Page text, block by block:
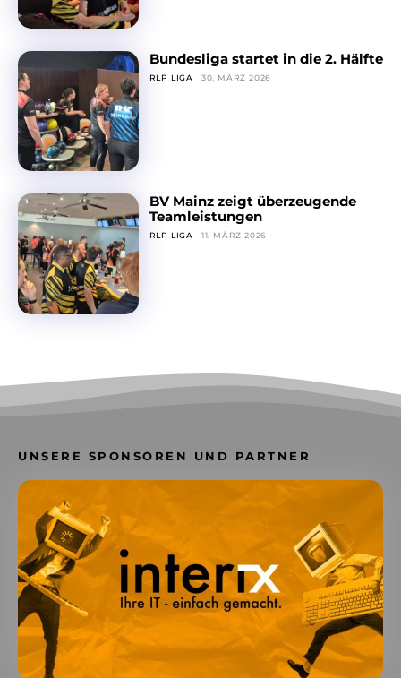
Bundesliga startet in die 2. Hälfte
RLP LIGA 30. MÄRZ 2026
BV Mainz zeigt überzeugende
Teamleistungen
RLP LIGA 11. MÄRZ 2026
UNSERE SPONSOREN UND PARTNER